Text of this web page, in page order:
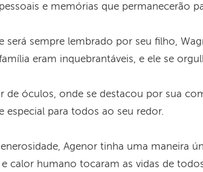
e memórias que permanecerão
será sempre lembrado por seu filho,
eram inquebrantáveis, e ele se
óculos, onde se destacou por sua
especial para todos ao seu redor.
Agenor tinha uma maneira
calor humano tocaram as vidas de